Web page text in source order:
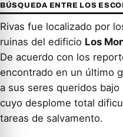
BÚSQUEDA ENTRE LOS
Rivas fue localizado por
ruinas del edificio Los
De acuerdo con los
encontrado en un último
a sus seres queridos
cuyo desplome total
tareas de salvamento.